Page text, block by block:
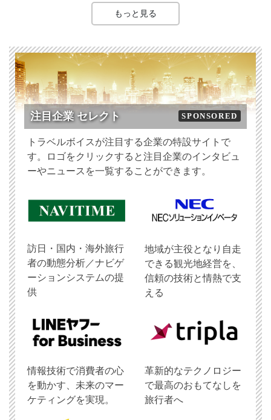
もっと見る
注目企業 セレクト SPONSORED
トラベルボイスが注目する企業の特設サイトで
す。ロゴをクリックすると注目企業のインタビュ
ーやニュースを一覧することができます。
訪日・国内・海外旅行
者の動態分析／ナビゲ
ーションシステムの提
供
地域が主役となり自走
できる観光地経営を、
信頼の技術と情熱で支
える
情報技術で消費者の心
を動かす、未来のマー
ケティングを実現。
革新的なテクノロジー
で最高のおもてなしを
旅行者へ